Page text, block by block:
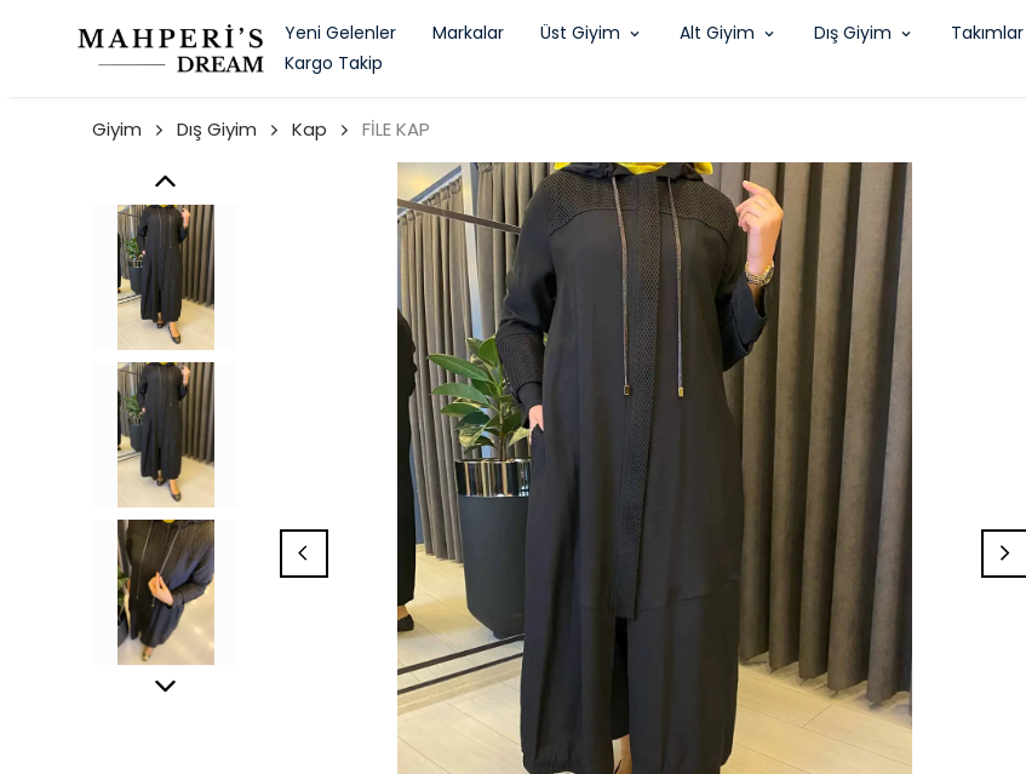
Yeni Gelenler Markalar Üst Giyim Alt Giyim Dış Giyim Takımlar
Kargo Takip
Giyim Dış Giyim Kap FİLE KAP